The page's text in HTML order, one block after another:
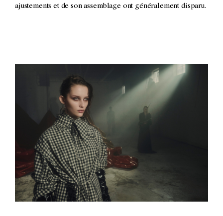
ajustements et de son assemblage ont généralement disparu.